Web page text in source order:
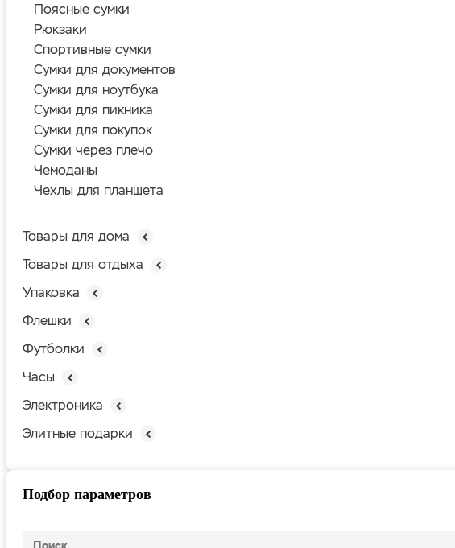
Поясные сумки
Рюкзаки
Спортивные сумки
Сумки для документов
Сумки для ноутбука
Сумки для пикника
Сумки для покупок
Сумки через плечо
Чемоданы
Чехлы для планшета
Товары для дома
Товары для отдыха
Упаковка
Флешки
Футболки
Часы
Электроника
Элитные подарки
Подбор параметров